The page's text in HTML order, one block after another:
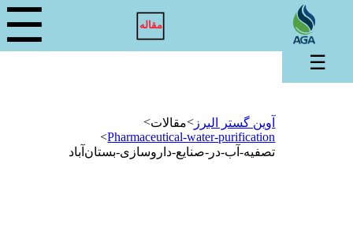
مقاله ☰
آوین گستر البرز >مقالات>
Pharmaceutical-water-purification
>
تصفیه-آب-در-صنایع-داروسازی-بستان‌آباد
☰